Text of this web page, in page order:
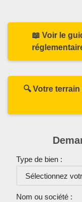
📖 Voir le
🔍 Votre
Type de bien :
Nom ou société :